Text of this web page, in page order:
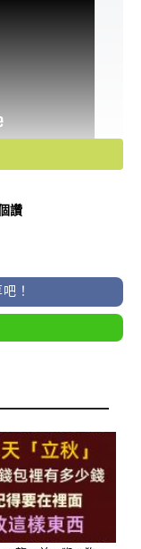
水命理影片
氣最重、陰
根據命理師
沖的高峰
在求財、求
免觸犯禁
避開，否
事：
讚
！